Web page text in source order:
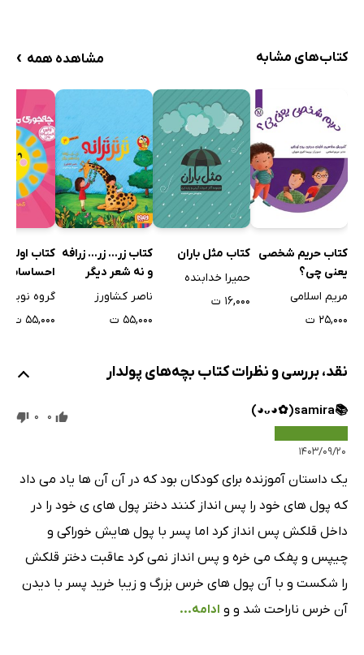
کتاب‌های مشابه مشاهده همه ›
کتاب حریم شخصی
یعنی چی؟
مریم اسلامی
۲۵,۰۰۰ ت
کتاب مثل باران
حمیرا خدابنده
۱۶,۰۰۰ ت
کتاب زر... زر... زرافه
و نه شعر دیگر
ناصر کشاورز
۵۵,۰۰۰ ت
کتاب اولین
احساسات
جوری من
گروه
۵۵,۰۰۰ ت
نقد، بررسی و نظرات کتاب بچه‌های پولدار
📚samira⁦(⁠◕⁠ᴗ⁠◕⁠✿⁠)⁩⁦
۱۴۰۳/۰۹/۲۰
0
0
یک داستان آموزنده برای کودکان بود که در آن آن ها یاد می داد
که پول های خود را پس انداز کنند دختر پول های ی خود را در
داخل قلکش پس انداز کرد اما پسر با پول هایش خوراکی و
چیپس و پفک می خره و پس انداز نمی کرد عاقبت دختر قلکش
را شکست و با آن پول های خرس بزرگ و زیبا خرید پسر با دیدن
آن خرس ناراحت شد و و ادامه...